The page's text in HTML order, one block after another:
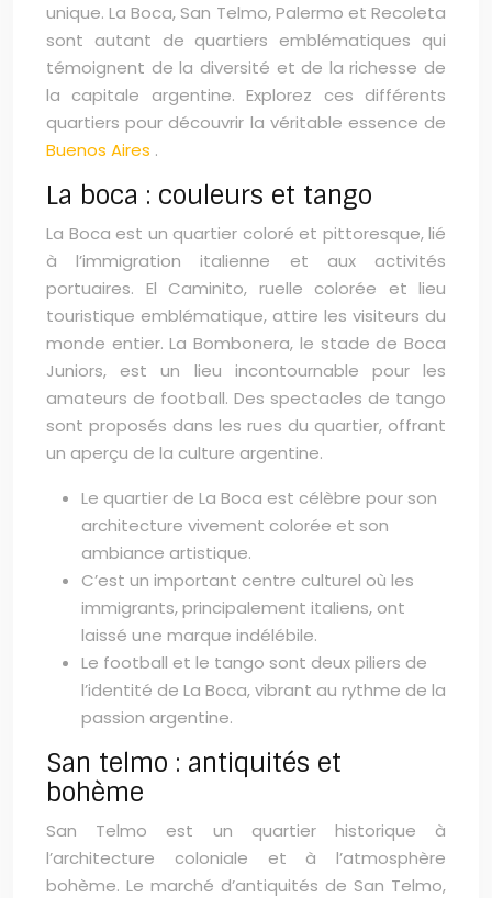
unique. La Boca, San Telmo, Palermo et Recoleta
sont autant de quartiers emblématiques qui
témoignent de la diversité et de la richesse de
la capitale argentine. Explorez ces différents
quartiers pour découvrir la véritable essence de
Buenos Aires .
La boca : couleurs et tango
La Boca est un quartier coloré et pittoresque, lié
à l’immigration italienne et aux activités
portuaires. El Caminito, ruelle colorée et lieu
touristique emblématique, attire les visiteurs du
monde entier. La Bombonera, le stade de Boca
Juniors, est un lieu incontournable pour les
amateurs de football. Des spectacles de tango
sont proposés dans les rues du quartier, offrant
un aperçu de la culture argentine.
Le quartier de La Boca est célèbre pour son
architecture vivement colorée et son
ambiance artistique.
C’est un important centre culturel où les
immigrants, principalement italiens, ont
laissé une marque indélébile.
Le football et le tango sont deux piliers de
l’identité de La Boca, vibrant au rythme de la
passion argentine.
San telmo : antiquités et
bohème
San Telmo est un quartier historique à
l’architecture coloniale et à l’atmosphère
bohème. Le marché d’antiquités de San Telmo,